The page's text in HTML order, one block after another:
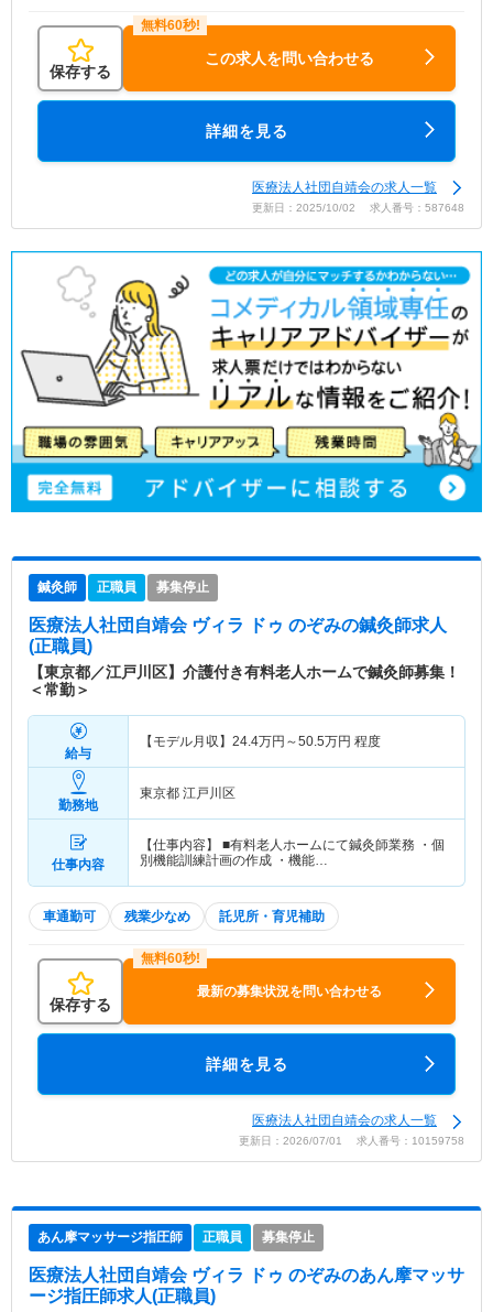
保存する
この求人を問い合わせる
詳細を見る
医療法人社団自靖会の求人一覧
更新日：2025/10/02 求人番号：587648
鍼灸師 正職員 募集停止
医療法人社団自靖会 ヴィラ ドゥ のぞみの鍼灸師求人
(正職員)
【東京都／江戸川区】介護付き有料老人ホームで鍼灸師募集！
＜常勤＞
給与
【モデル月収】 24.4万円～50.5万円 程度
勤務地
東京都 江戸川区
仕事内容
【仕事内容】 ■有料老人ホームにて鍼灸師業務 ・個
別機能訓練計画の作成 ・機能…
車通勤可 残業少なめ 託児所・育児補助
保存する
最新の募集状況を問い合わせる
詳細を見る
医療法人社団自靖会の求人一覧
更新日：2026/07/01 求人番号：10159758
あん摩マッサージ指圧師 正職員 募集停止
医療法人社団自靖会 ヴィラ ドゥ のぞみのあん摩マッサ
ージ指圧師求人(正職員)